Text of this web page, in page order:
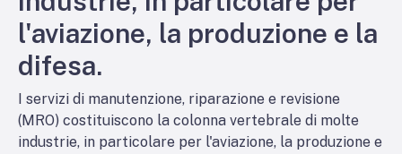
l'aviazione, la produzione e la
difesa.
I servizi di manutenzione, riparazione e revisione
(MRO) costituiscono la colonna vertebrale di molte
industrie, in particolare per l'aviazione, la produzione e